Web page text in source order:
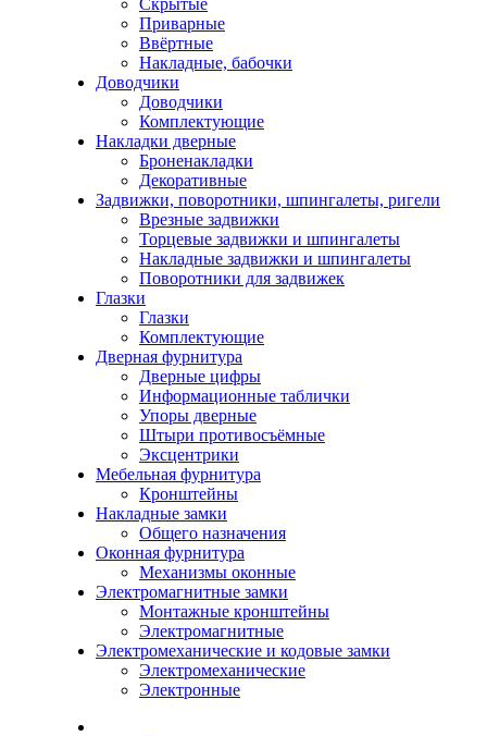
Скрытые
Приварные
Ввёртные
Накладные, бабочки
Доводчики
Доводчики
Комплектующие
Накладки дверные
Броненакладки
Декоративные
Задвижки, поворотники, шпингалеты, ригели
Врезные задвижки
Торцевые задвижки и шпингалеты
Накладные задвижки и шпингалеты
Поворотники для задвижек
Глазки
Глазки
Комплектующие
Дверная фурнитура
Дверные цифры
Информационные таблички
Упоры дверные
Штыри противосъёмные
Эксцентрики
Мебельная фурнитура
Кронштейны
Накладные замки
Общего назначения
Оконная фурнитура
Механизмы оконные
Электромагнитные замки
Монтажные кронштейны
Электромагнитные
Электромеханические и кодовые замки
Электромеханические
Электронные